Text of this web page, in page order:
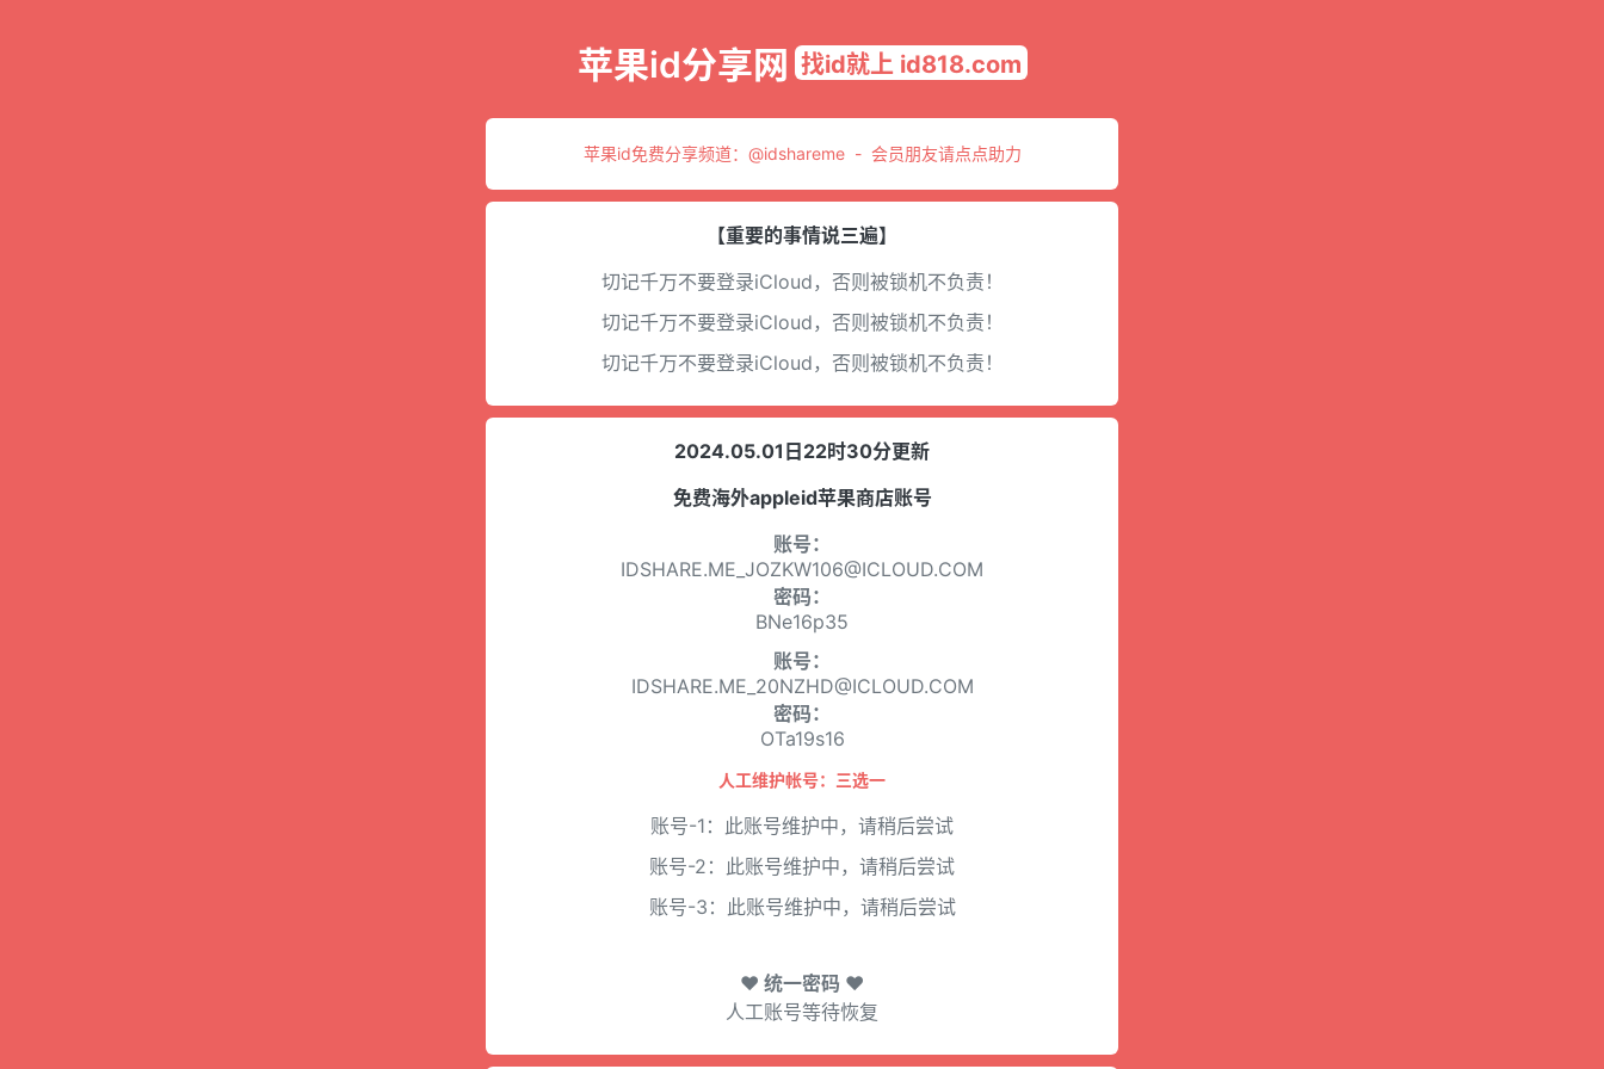
苹果id分享网 找id就上 id818.com
苹果id免费分享频道： @idshareme- 会员朋友请点点助力
【重要的事情说三遍】
切记千万不要登录iCloud，否则被锁机不负责！
切记千万不要登录iCloud，否则被锁机不负责！
切记千万不要登录iCloud，否则被锁机不负责！
2024.05.01日22时30分更新
免费海外appleid苹果商店账号
账号：
IDSHARE.ME_JOZKW106@ICLOUD.COM
密码：
BNe16p35
账号：
IDSHARE.ME_20NZHD@ICLOUD.COM
密码：
OTa19s16
人工维护帐号：三选一
账号-1：此账号维护中，请稍后尝试
账号-2：此账号维护中，请稍后尝试
账号-3：此账号维护中，请稍后尝试
♥ 统一密码 ♥
人工账号等待恢复